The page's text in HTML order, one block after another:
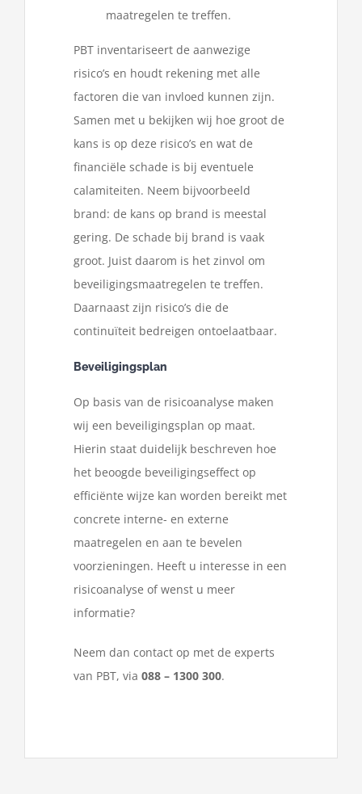
maatregelen te treffen.
PBT inventariseert de aanwezige
risico’s en houdt rekening met alle
factoren die van invloed kunnen zijn.
Samen met u bekijken wij hoe groot de
kans is op deze risico’s en wat de
financiële schade is bij eventuele
calamiteiten. Neem bijvoorbeeld
brand: de kans op brand is meestal
gering. De schade bij brand is vaak
groot. Juist daarom is het zinvol om
beveiligingsmaatregelen te treffen.
Daarnaast zijn risico’s die de
continuïteit bedreigen ontoelaatbaar.
Beveiligingsplan
Op basis van de risicoanalyse maken
wij een beveiligingsplan op maat.
Hierin staat duidelijk beschreven hoe
het beoogde beveiligingseffect op
efficiënte wijze kan worden bereikt met
concrete interne- en externe
maatregelen en aan te bevelen
voorzieningen. Heeft u interesse in een
risicoanalyse of wenst u meer
informatie?
Neem dan contact op met de experts
van PBT, via 088 – 1300 300.